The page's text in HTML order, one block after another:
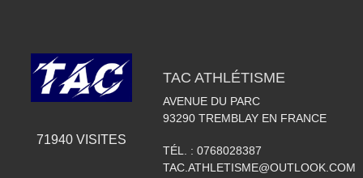
71940VISITES
TAC ATHLÉTISME
AVENUE DU PARC
93290 TREMBLAY EN FRANCE
TÉL. : 0768028387
TAC.ATHLETISME@OUTLOOK.COM